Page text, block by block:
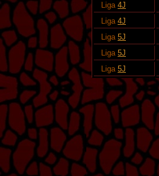
Liga 4J
Liga 4J
Liga 5J
Liga 5J
Liga 5J